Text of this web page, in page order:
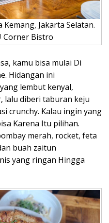
Jakarta Selatan.
Corner Bistro
kamu bisa mulai Di
Hidangan ini
lembut kenyal,
lalu diberi taburan keju
crunchy. Kalau ingin yang
Karena Itu pilihan.
merah, rocket, feta
buah zaitun
yang ringan Hingga